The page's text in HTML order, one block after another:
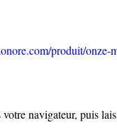
produit/onze-
navigateur, puis